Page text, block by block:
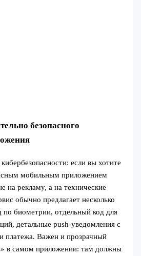
безопасного
если вы хотите
мобильным приложением
на рекламу, а на технические
обычно предлагает несколько
по биометрии, отдельный код для
детальные push-уведомления с
платежа. Важен и прозрачный
в самом приложении: там должны